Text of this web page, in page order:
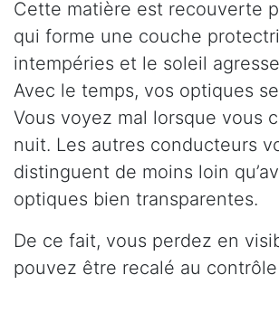
Cette matière est recouverte
qui forme une couche
intempéries et le soleil
Avec le temps, vos optiques
Vous voyez mal lorsque vous
nuit. Les autres conducteurs
distinguent de moins loin
optiques bien transparentes.
De ce fait, vous perdez en
pouvez être recalé au